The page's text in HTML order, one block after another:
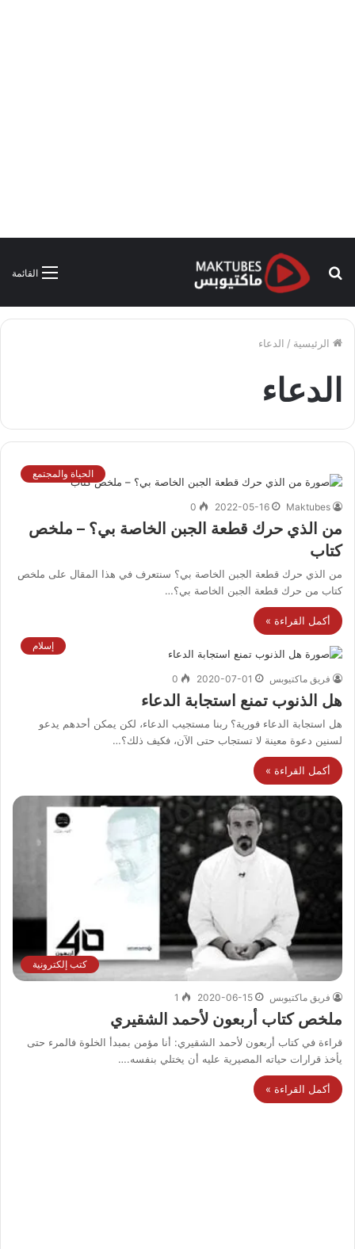
القائمة
بحث
الرئيسية / الدعاء
الدعاء
الحياة والمجتمع
Maktubes
2022-05-16
0
من الذي حرك قطعة الجبن الخاصة بي؟ – ملخص
كتاب
من الذي حرك قطعة الجبن الخاصة بي؟ سنتعرف في هذا المقال على ملخص
كتاب من حرك قطعة الجبن الخاصة بي؟…
أكمل القراءة »
إسلام
فريق ماكتيوبس 2020-07-01
0
هل الذنوب تمنع استجابة الدعاء
هل استجابة الدعاء فورية؟ ربنا مستجيب الدعاء، لكن يمكن أحدهم يدعو
لسنين دعوة معينة لا تستجاب حتى الآن، فكيف ذلك؟…
أكمل القراءة »
كتب إلكترونية
فريق ماكتيوبس 2020-06-15
1
ملخص كتاب أربعون لأحمد الشقيري
قراءة في كتاب أربعون لأحمد الشقيري: أنا مؤمن بمبدأ الخلوة فالمرء حتى
يأخذ قرارات حياته المصيرية عليه أن يختلي بنفسه.…
أكمل القراءة »